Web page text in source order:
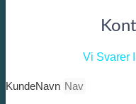
Vi Svarer
KundeNavn